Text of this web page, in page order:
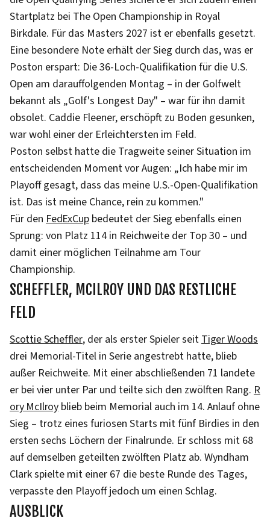
Startplatz bei The Open Championship in Royal
Birkdale. Für das Masters 2027 ist er ebenfalls gesetzt.
Eine besondere Note erhält der Sieg durch das, was er
Poston erspart: Die 36-Loch-Qualifikation für die U.S.
Open am darauffolgenden Montag – in der Golfwelt
bekannt als „Golf's Longest Day" – war für ihn damit
obsolet. Caddie Fleener, erschöpft zu Boden gesunken,
war wohl einer der Erleichtersten im Feld.
Poston selbst hatte die Tragweite seiner Situation im
entscheidenden Moment vor Augen: „Ich habe mir im
Playoff gesagt, dass das meine U.S.-Open-Qualifikation
ist. Das ist meine Chance, rein zu kommen."
Für den FedExCupbedeutet der Sieg ebenfalls einen
Sprung: von Platz 114 in Reichweite der Top 30 – und
damit einer möglichen Teilnahme am Tour
Championship.
SCHEFFLER, MCILROY UND DAS RESTLICHE
FELD
Scottie Scheffler, der als erster Spieler seitTiger Woods
drei Memorial-Titel in Serie angestrebt hatte, blieb
außer Reichweite. Mit einer abschließenden 71 landete
er bei vier unter Par und teilte sich den zwölften Rang. R
ory McIlroy blieb beim Memorial auch im 14. Anlauf ohne
Sieg – trotz eines furiosen Starts mit fünf Birdies in den
ersten sechs Löchern der Finalrunde. Er schloss mit 68
auf demselben geteilten zwölften Platz ab. Wyndham
Clark spielte mit einer 67 die beste Runde des Tages,
verpasste den Playoff jedoch um einen Schlag.
AUSBLICK